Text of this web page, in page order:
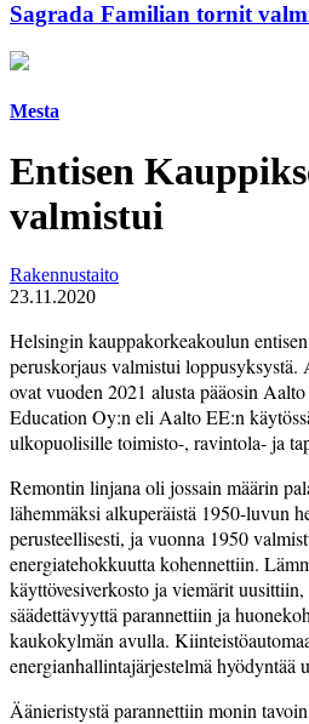
Sagrada Familian tornit
Mesta
Entisen
valmistui
Rakennustaito
23.11.2020
Helsingin kauppakorkeakoulun
peruskorjaus valmistui
ovat vuoden 2021 alusta pääosin
Education Oy:n eli Aalto EE:n
ulkopuolisille toimisto-, ravintola- ja
Remontin linjana oli jossain määrin
lähemmäksi alkuperäistä 1950-luvun
perusteellisesti, ja vuonna 1950
energiatehokkuutta kohennettiin.
käyttövesiverkosto ja viemärit
säädettävyyttä parannettiin ja
kaukokylmän avulla.
energianhallintajärjestelmä hyödyntää
Äänieristystä parannettiin monin